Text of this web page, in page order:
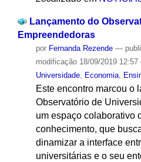
Lançamento do
Empreendedoras
por Fernanda Rezende —
modificação18/09/2019 12:57
Universidade, Economia,
Este encontro marcou o
Observatório de
um espaço colaborativo
conhecimento, que
dinamizar a interface
universitárias e o seu